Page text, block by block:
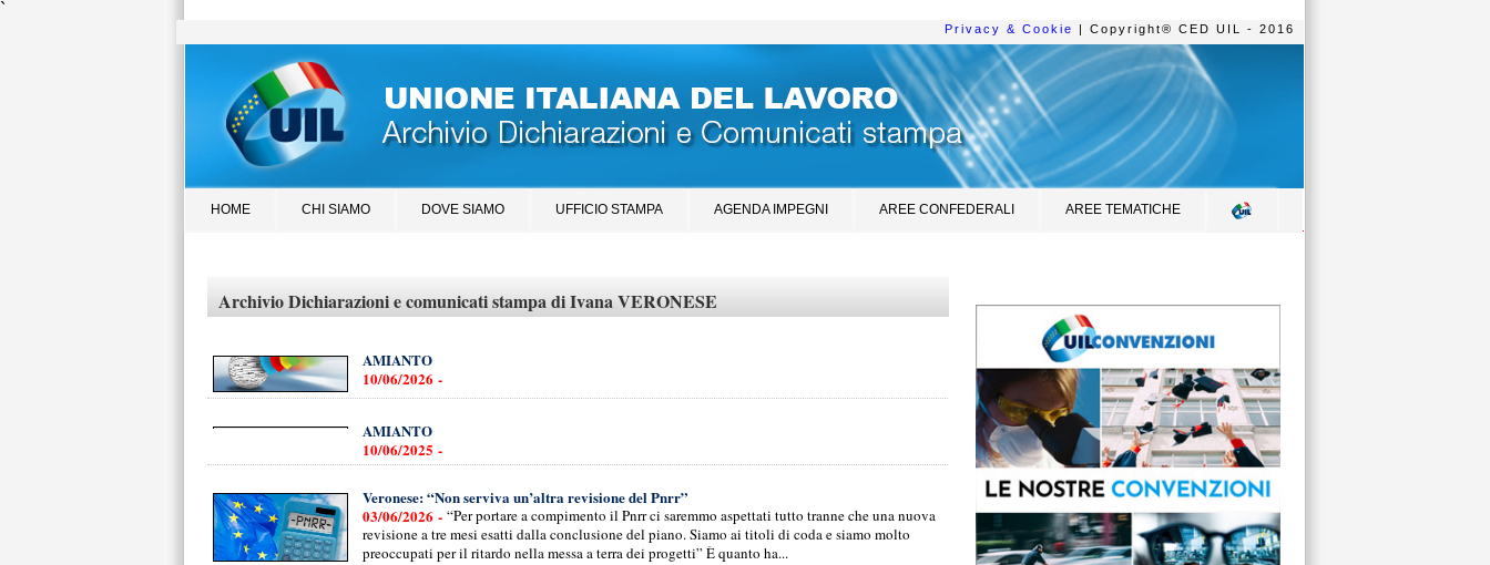
`
Privacy & Cookie | Copyright® CED UIL - 2016
HOME CHI SIAMO DOVE SIAMO UFFICIO STAMPA AGENDA IMPEGNI AREE CONFEDERALI AREE TEMATICHE
Archivio Dichiarazioni e comunicati stampa di Ivana VERONESE
AMIANTO
10/06/2026 -
AMIANTO
10/06/2025 -
Veronese: “Non serviva un’altra revisione del Pnrr”
03/06/2026 - “Per portare a compimento il Pnrr ci saremmo aspettati tutto tranne che una nuova
revisione a tre mesi esatti dalla conclusione del piano. Siamo ai titoli di coda e siamo molto
preoccupati per il ritardo nella messa a terra dei progetti” È quanto ha...